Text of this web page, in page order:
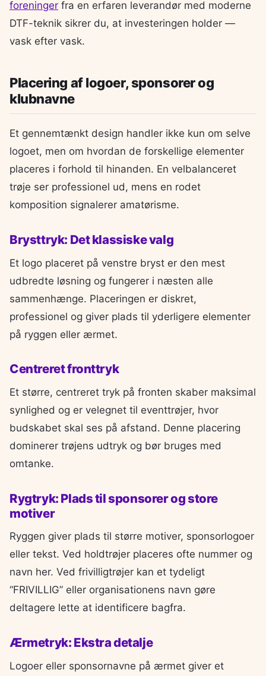
foreninger fra en erfaren leverandør med moderne
DTF-teknik sikrer du, at investeringen holder —
vask efter vask.
Placering af logoer, sponsorer og
klubnavne
Et gennemtænkt design handler ikke kun om selve
logoet, men om hvordan de forskellige elementer
placeres i forhold til hinanden. En velbalanceret
trøje ser professionel ud, mens en rodet
komposition signalerer amatørisme.
Brysttryk: Det klassiske valg
Et logo placeret på venstre bryst er den mest
udbredte løsning og fungerer i næsten alle
sammenhænge. Placeringen er diskret,
professionel og giver plads til yderligere elementer
på ryggen eller ærmet.
Centreret fronttryk
Et større, centreret tryk på fronten skaber maksimal
synlighed og er velegnet til eventtrøjer, hvor
budskabet skal ses på afstand. Denne placering
dominerer trøjens udtryk og bør bruges med
omtanke.
Rygtryk: Plads til sponsorer og store
motiver
Ryggen giver plads til større motiver, sponsorlogoer
eller tekst. Ved holdtrøjer placeres ofte nummer og
navn her. Ved frivilligtrøjer kan et tydeligt
“FRIVILLIG” eller organisationens navn gøre
deltagere lette at identificere bagfra.
Ærmetryk: Ekstra detalje
Logoer eller sponsornavne på ærmet giver et